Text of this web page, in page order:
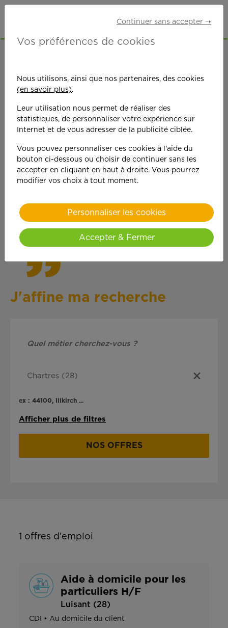
On est toujours plus
performant
quand on y met du
cœur !
J'affine ma recherche
ex : 44100, Illkirch ...
Afficher plus de filtres
NOS OFFRES
1 offres d'emploi
Aide à domicile pour les
particuliers H/F
Luisant (28)
CDI • Au domicile du client
Continuer sans accepter ➝
Vos préférences de cookies
Nous utilisons, ainsi que nos partenaires, des cookies
(en savoir plus).
Leur utilisation nous permet de réaliser des
statistiques, de personnaliser votre expérience sur
Internet et de vous adresser de la publicité ciblée.
Vous pouvez personnaliser ces cookies à l'aide du
bouton ci-dessous ou choisir de continuer sans les
accepter en cliquant en haut à droite. Vous pourrez
modifier vos choix à tout moment.
Personnaliser les cookies
Accepter & Fermer